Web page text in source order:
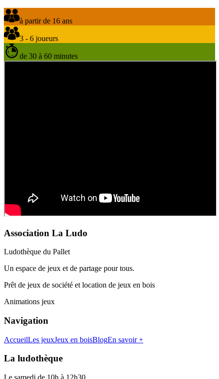
à partir de 16 ans
3 - 6 joueurs
de 30 à 60 minutes
Association La Ludo
Ludothèque du Pallet
Un espace de jeux et de partage pour tous.
Prêt de jeux de société et location de jeux en bois
Animations jeux
Navigation
AccueilLes jeuxJeux en boisBlogEn savoir +
La ludothèque